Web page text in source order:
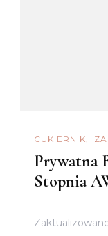
CUKIERNIK
Prywatna
Stopnia